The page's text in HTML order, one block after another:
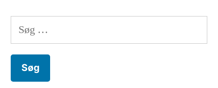
Søg
efter: